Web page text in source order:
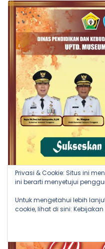
Privasi & Cookie: Situs ini
ini berarti menyetujui
Untuk mengetahui lebih
cookie, lihat di sini: Kebijakan